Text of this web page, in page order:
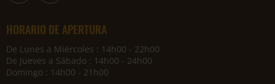
HORARIO DE APERTURA
De Lunes a Miércoles : 14h00 - 22h00
De Jueves a Sábado : 14h00 - 24h00
Domingo : 14h00 - 21h00